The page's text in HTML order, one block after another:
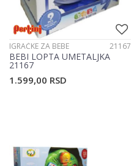
IGRAČKE ZA BEBE 21167
BEBI LOPTA UMETALJKA
21167
1.599,00 RSD